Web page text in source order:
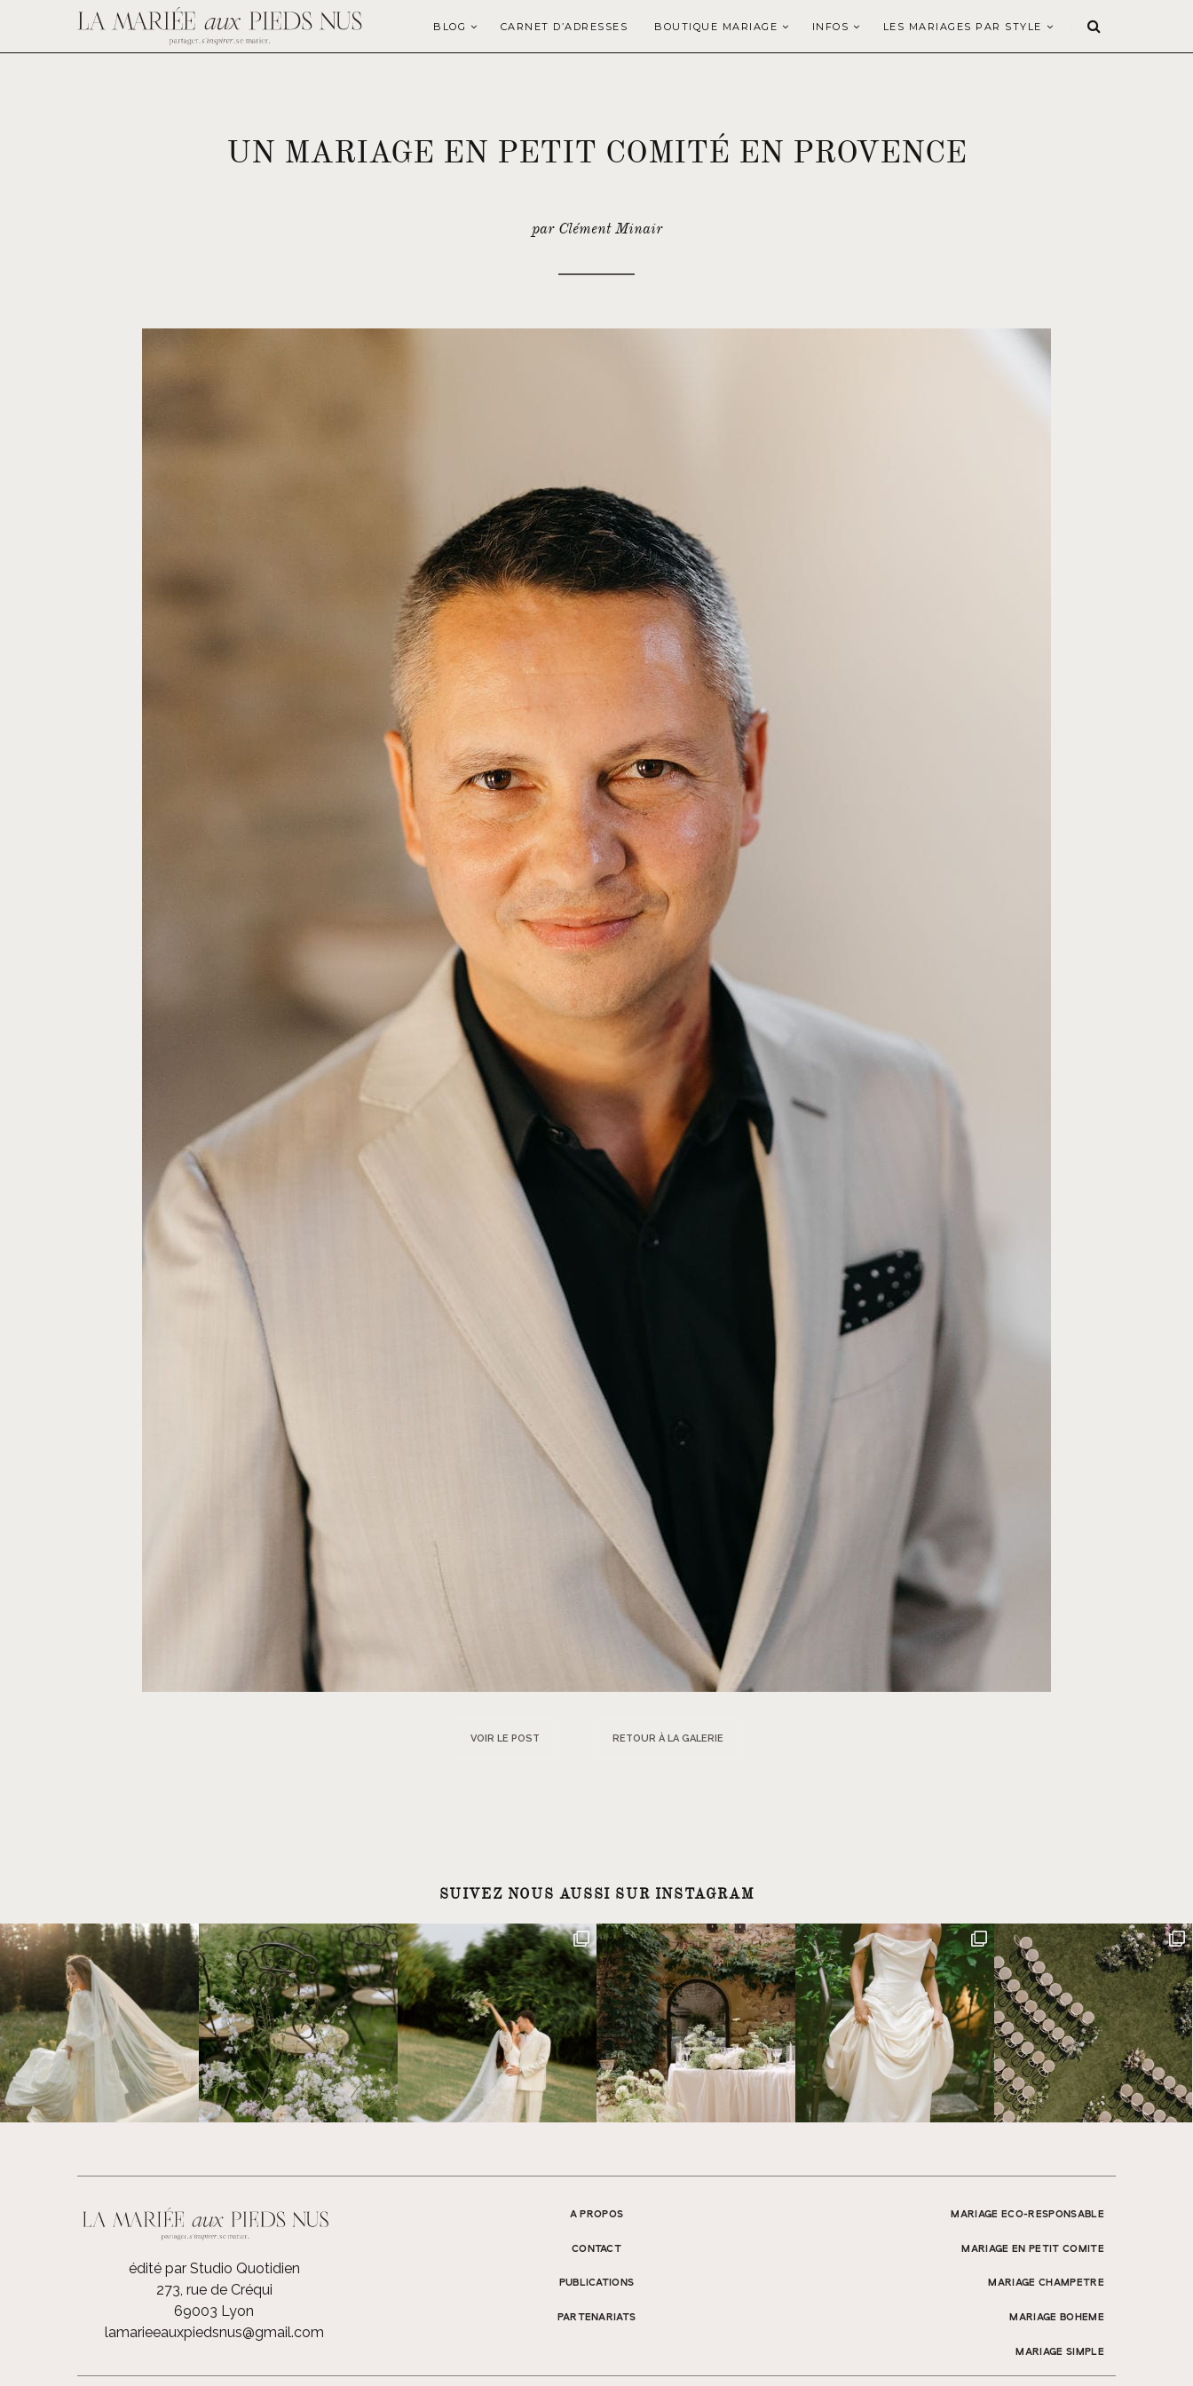
BLOG CARNET D’ADRESSES BOUTIQUE MARIAGE INFOS LES MARIAGES PAR STYLE
UN MARIAGE EN PETIT COMITÉ EN PROVENCE
par Clément Minair
VOIR LE POST RETOUR À LA GALERIE
SUIVEZ NOUS AUSSI SUR INSTAGRAM
édité par Studio Quotidien
273, rue de Créqui
69003 Lyon
lamarieeauxpiedsnus@gmail.com
A PROPOS
CONTACT
PUBLICATIONS
PARTENARIATS
MARIAGE ECO-RESPONSABLE
MARIAGE EN PETIT COMITE
MARIAGE CHAMPETRE
MARIAGE BOHEME
MARIAGE SIMPLE